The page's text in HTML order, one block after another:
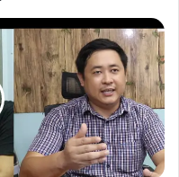
မှ စစ်ပြေးဒုက္ခသည်
ဉ်ဖြင့် ဇူလိုင် ၄ ရက်နေ့တွင်
းရှိ ကျေးရွာအချို့တွင်
နေအိမ်များ ဆောက်လုပ်နေ